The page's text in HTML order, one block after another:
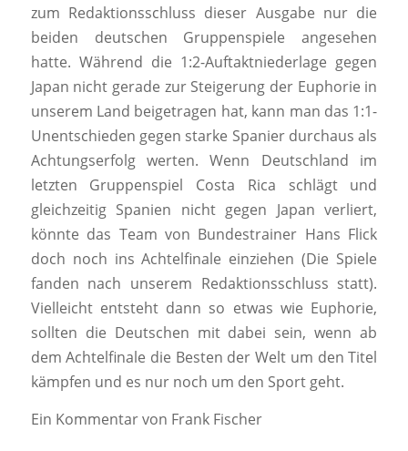
zum Redaktionsschluss dieser Ausgabe nur die
beiden deutschen Gruppenspiele angesehen
hatte. Während die 1:2-Auftaktniederlage gegen
Japan nicht gerade zur Steigerung der Euphorie in
unserem Land beigetragen hat, kann man das 1:1-
Unentschieden gegen starke Spanier durchaus als
Achtungserfolg werten. Wenn Deutschland im
letzten Gruppenspiel Costa Rica schlägt und
gleichzeitig Spanien nicht gegen Japan verliert,
könnte das Team von Bundestrainer Hans Flick
doch noch ins Achtelfinale einziehen (Die Spiele
fanden nach unserem Redaktionsschluss statt).
Vielleicht entsteht dann so etwas wie Euphorie,
sollten die Deutschen mit dabei sein, wenn ab
dem Achtelfinale die Besten der Welt um den Titel
kämpfen und es nur noch um den Sport geht.
Ein Kommentar von Frank Fischer